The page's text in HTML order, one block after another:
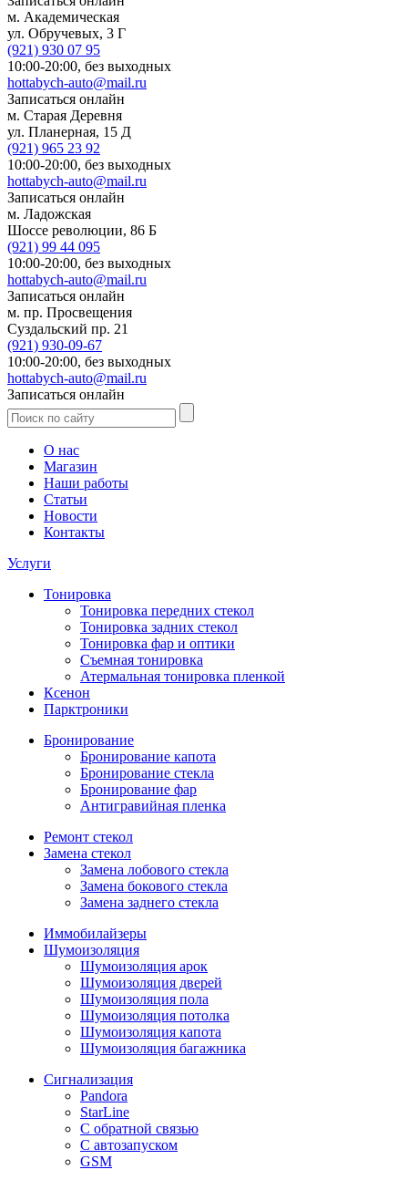
м. Академическая
ул. Обручевых, 3 Г
(921) 930 07 95
10:00-20:00, без выходных
hottabych-auto@mail.ru
Записаться онлайн
м. Старая Деревня
ул. Планерная, 15 Д
(921) 965 23 92
10:00-20:00, без выходных
hottabych-auto@mail.ru
Записаться онлайн
м. Ладожская
Шоссе революции, 86 Б
(921) 99 44 095
10:00-20:00, без выходных
hottabych-auto@mail.ru
Записаться онлайн
м. пр. Просвещения
Суздальский пр. 21
(921) 930-09-67
10:00-20:00, без выходных
hottabych-auto@mail.ru
Записаться онлайн
О нас
Магазин
Наши работы
Статьи
Новости
Контакты
Услуги
Тонировка
Тонировка передних стекол
Тонировка задних стекол
Тонировка фар и оптики
Съемная тонировка
Атермальная тонировка пленкой
Ксенон
Парктроники
Бронирование
Бронирование капота
Бронирование стекла
Бронирование фар
Антигравийная пленка
Ремонт стекол
Замена стекол
Замена лобового стекла
Замена бокового стекла
Замена заднего стекла
Иммобилайзеры
Шумоизоляция
Шумоизоляция арок
Шумоизоляция дверей
Шумоизоляция пола
Шумоизоляция потолка
Шумоизоляция капота
Шумоизоляция багажника
Сигнализация
Pandora
StarLine
С обратной связью
С автозапуском
GSM